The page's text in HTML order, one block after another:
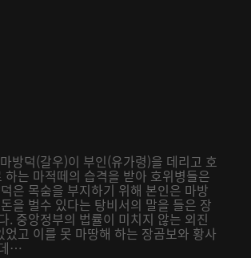
방덕(갈우)이 부인(유가령)을 데리고 호
는 마적떼의 습격을 받아 호위병들은
은 목숨을 부지하기 위해 본인은 마방
을 벌수 있다는 탕비서의 말을 들은 장
. 중앙정부의 법률이 미치지 않는 외진
고 이를 못 마땅해 하는 장곰보와 황사
…